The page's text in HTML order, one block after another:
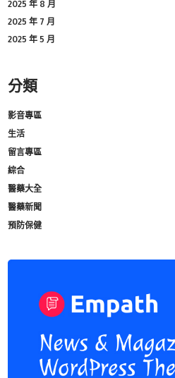
2025 年 8 月
2025 年 7 月
2025 年 5 月
分類
影音專區
生活
留言專區
綜合
醫藥大全
醫藥新聞
預防保健